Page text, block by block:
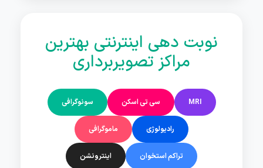
نوبت دهی اینترنتی بهترین
مراکز تصویربرداری
MRI سی تی اسکن سونوگرافی
رادیولوژی ماموگرافی
تراکم استخوان اینترونشن